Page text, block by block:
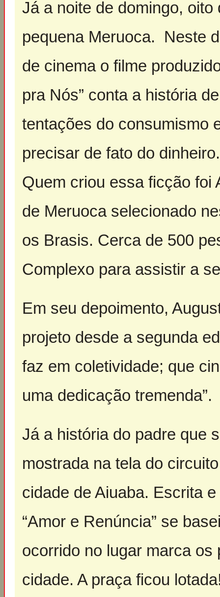
Já a noite de domingo,
pequena Meruoca. Neste
de cinema o filme
pra Nós” conta a história
tentações do consumismo
precisar de fato do
Quem criou essa ficção foi
de Meruoca selecionado
os Brasis. Cerca de 500
Complexo para assistir a
Em seu depoimento,
projeto desde a segunda
faz em coletividade; que
uma dedicação tremenda”.
Já a história do padre que
mostrada na tela do
cidade de Aiuaba. Escrita
“Amor e Renúncia” se
ocorrido no lugar marca
cidade. A praça ficou